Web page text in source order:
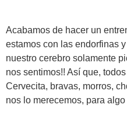
Acabamos de hacer un
estamos con las endorfinas
nuestro cerebro solamente
nos sentimos!! Así que,
Cervecita, bravas, morros,
nos lo merecemos, para